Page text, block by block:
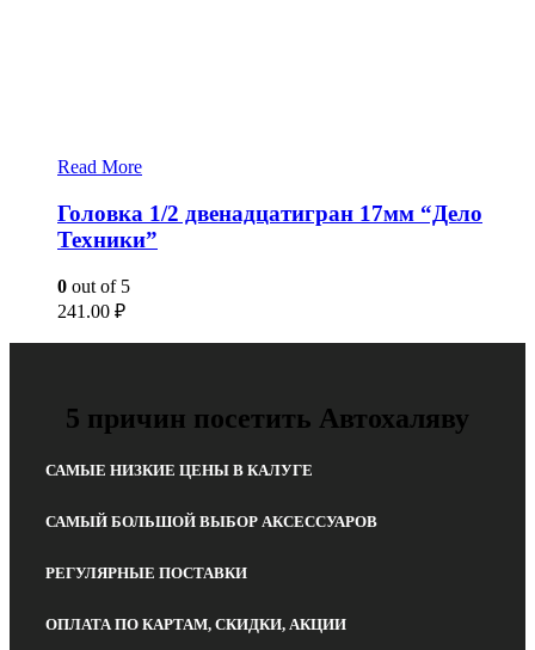
Read More
Головка 1/2 двенадцатигран 17мм “Дело
Техники”
0 out of 5
241.00 ₽
5 причин посетить Автохаляву
САМЫЕ НИЗКИЕ ЦЕНЫ В КАЛУГЕ
САМЫЙ БОЛЬШОЙ ВЫБОР АКСЕССУАРОВ
РЕГУЛЯРНЫЕ ПОСТАВКИ
ОПЛАТА ПО КАРТАМ, СКИДКИ, АКЦИИ